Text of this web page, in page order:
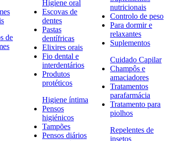
de
Higiene oral
Escovas de
dentes
Pastas
dentífricas
Elixires orais
Fio dental e
interdentários
Produtos
protéticos
Higiene íntima
Pensos
higiénicos
Tampões
Pensos diários
nutricionais
Controlo de peso
Para dormir e
relaxantes
Suplementos
Cuidado Capilar
Champôs e
amaciadores
Tratamentos
parafarmácia
Tratamento para
piolhos
Repelentes de
insetos